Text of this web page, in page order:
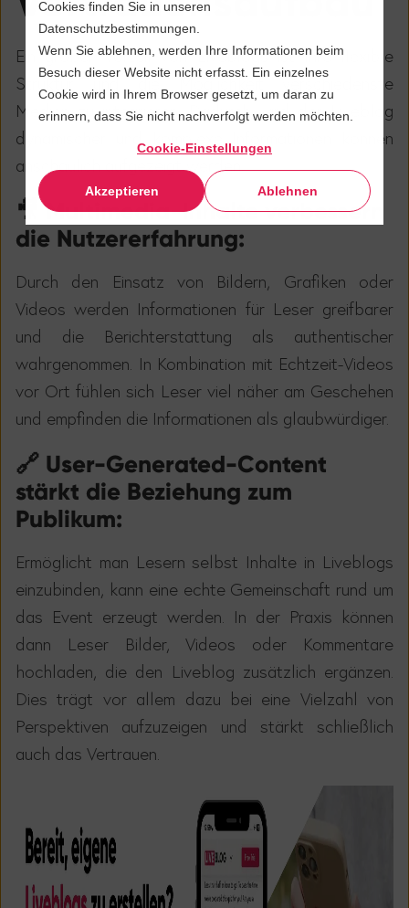
Cookies finden Sie in unseren
Datenschutzbestimmungen.
Wenn Sie ablehnen, werden Ihre Informationen beim
Besuch dieser Website nicht erfasst. Ein einzelnes
Cookie wird in Ihrem Browser gesetzt, um daran zu
erinnern, dass Sie nicht nachverfolgt werden möchten.
Cookie-Einstellungen
Akzeptieren Ablehnen
Ein großer Vorteil von Liveblogs ist ihre flexible
Struktur und die Mö glichkeit verschiedenste
Medien zu integrieren. Dadurch wird der Liveblog
dynamischer und komplexe Informationen k
nnen
anschaulich aufgezeigt werden.
🎥 Multimedia-Inhalte verbessern
die Nutzererfahrung:
Durch den Einsatz von Bildern, Grafiken oder
Videos werden Informationen für Leser greifbarer
und die Berichterstattung als authentischer
wahrgenommen. In Kombination mit Echtzeit-Videos
vor Ort fühlen sich Leser viel näher am Geschehen
und empfinden die Informationen als glaubwürdiger.
🔗 User-Generated-Content
stärkt die Beziehung zum
Publikum:
Ermöglicht man Lesern selbst Inhalte in Liveblogs
einzubinden, kann eine echte Gemeinschaft rund um
das Event erzeugt werden. In der Praxis können
dann Leser Bilder, Videos oder Kommentare
hochladen, die den Liveblog zusätzlich ergänzen.
Dies trägt vor allem dazu bei eine Vielzahl von
Perspektiven aufzuzeigen und stärkt schließlich
auch das Vertrauen.